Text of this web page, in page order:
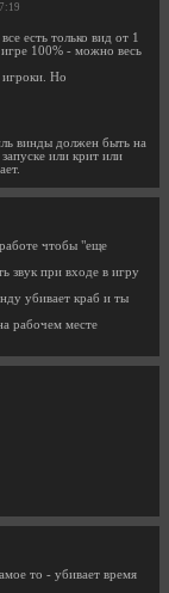
есть только вид от 1
100% - можно весь
Но
винды должен быть на
или крит или
чтобы "еще
звук при входе в игру
убивает краб и ты
рабочем месте
то - убивает время